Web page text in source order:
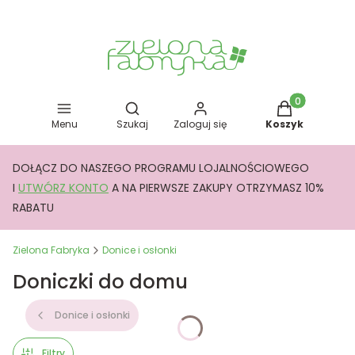
Menu
Otwórz wyszukiwarkę
Szukaj Zaloguj się
Produkty w
Koszyk
DOŁĄCZ DO NASZEGO PROGRAMU LOJALNOŚCIOWEGO
I UTWÓRZ KONTO A NA PIERWSZE ZAKUPY OTRZYMASZ 10%
RABATU
Zielona Fabryka Donice i osłonki
Doniczki do domu
Donice i osłonki